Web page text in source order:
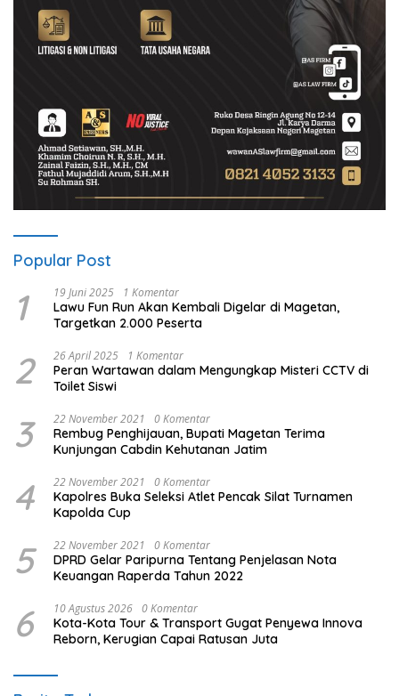
Popular Post
1 19 Juni 2025 1 Komentar
Lawu Fun Run Akan Kembali Digelar di Magetan,
Targetkan 2.000 Peserta
2 26 April 2025 1 Komentar
Peran Wartawan dalam Mengungkap Misteri CCTV di
Toilet Siswi
3 22 November 2021 0 Komentar
Rembug Penghijauan, Bupati Magetan Terima
Kunjungan Cabdin Kehutanan Jatim
4 22 November 2021 0 Komentar
Kapolres Buka Seleksi Atlet Pencak Silat Turnamen
Kapolda Cup
5 22 November 2021 0 Komentar
DPRD Gelar Paripurna Tentang Penjelasan Nota
Keuangan Raperda Tahun 2022
6 10 Agustus 2026 0 Komentar
Kota-Kota Tour & Transport Gugat Penyewa Innova
Reborn, Kerugian Capai Ratusan Juta